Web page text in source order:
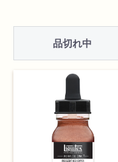
品切れ中